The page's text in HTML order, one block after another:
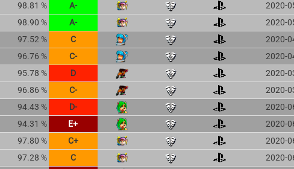
98.81 % A-
2020-
98.90 % A- 2020-
97.52 % C
2020-
96.76 % C- 2020-
95.78 % D
2020-
96.86 % C- 2020-
94.43 % D-
2020-
94.31 % E+ 2020-
97.80 % C+
2020-
97.28 % C 2020-